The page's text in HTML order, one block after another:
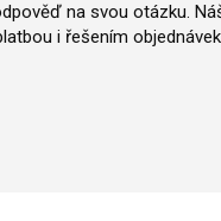
na svou otázku.
i řešením